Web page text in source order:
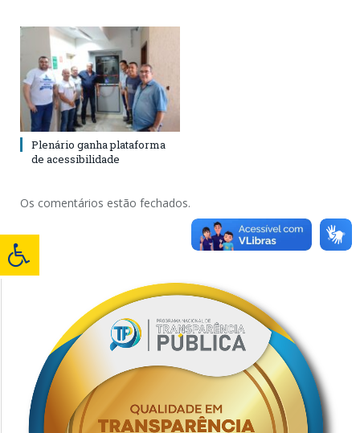
Plenário ganha plataforma
de acessibilidade
Os comentários estão fechados.